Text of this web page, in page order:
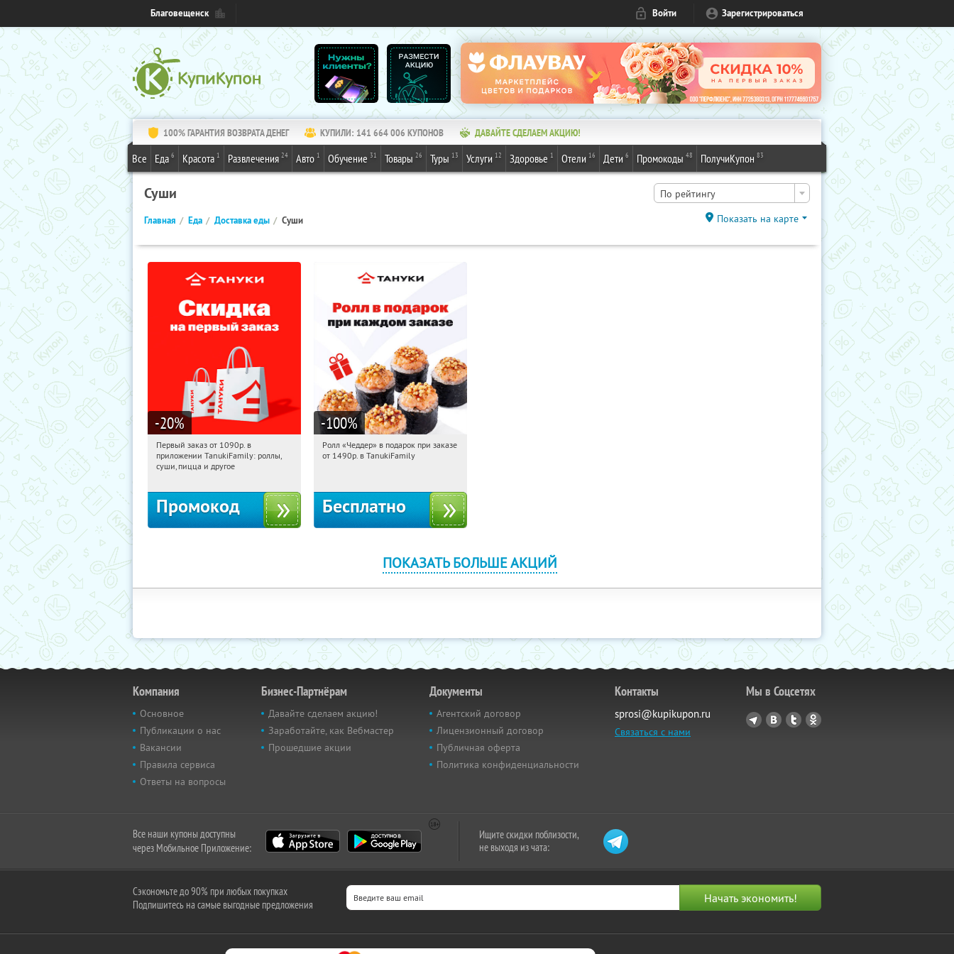
Благовещенск Войти Зарегистрироваться
100% ГАРАНТИЯ ВОЗВРАТА ДЕНЕГ КУПИЛИ: 141 664 006 КУПОНОВ ДАВАЙТЕ СДЕЛАЕМ АКЦИЮ!
Все Еда 6 Красота 1 Развлечения 24 Авто 1 Обучение 31 Товары 26 Туры 13 Услуги 12 Здоровье 1 Отели 16 Дети 6 Промокоды 48 ПолучиКупон 83
Суши По рейтингу
Главная Еда Доставка еды Суши Показать на карте
-20%
15:24:49 Получили:
Россия
Первый заказ от 1090р. в
приложении TanukiFamily: роллы,
суши, пицца и другое
Промокод
-100%
15:24:49 Получили:108
Ролл «Чеддер» в подарок при заказе
от 1490р. в TanukiFamily
Бесплатно
ПОКАЗАТЬ БОЛЬШЕ АКЦИЙ
Компания
Основное
Публикации о нас
Вакансии
Правила сервиса
Ответы на вопросы
Бизнес-Партнёрам
Давайте сделаем акцию!
Заработайте, как Вебмастер
Прошедшие акции
Документы
Агентский договор
Лицензионный договор
Публичная оферта
Политика конфиденциальности
Контакты
sprosi@kupikupon.ru
Связаться с нами
Мы в Соцсетях
Все наши купоны доступны
через Мобильное Приложение:
Ищите скидки поблизости,
не выходя из чата:
Сэкономьте до 90% при любых покупках
Подпишитесь на самые выгодные предложения